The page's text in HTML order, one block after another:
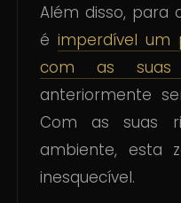
Além disso, para
éimperdível um
com as suas
anteriormente
Com as suas
ambiente, esta
inesquecível.